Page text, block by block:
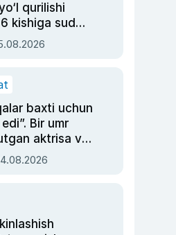
qurilishi
kishiga sud
baxti uchun
Bir umr
aktrisa va
Rimma